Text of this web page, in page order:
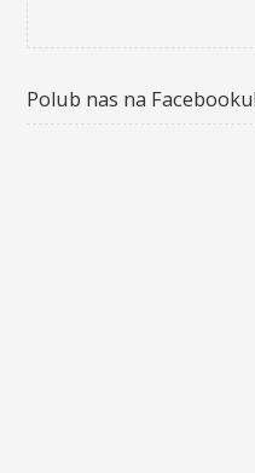
Polub nas na Facebooku!